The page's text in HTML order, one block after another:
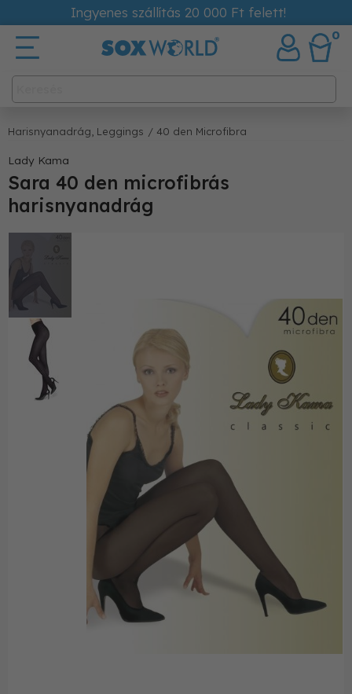
Ingyenes szállítás 20 000 Ft felett!
0
Harisnyanadrág, Leggings / 40 den Microfibra
Lady Kama
Sara 40 den microfibrás
harisnyanadrág